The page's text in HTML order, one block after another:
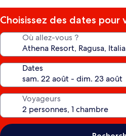
Choisissez des dates pour
Où allez-vous ?
Dates
Voyageurs